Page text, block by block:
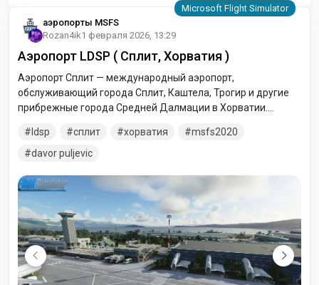
аэропорты MSFS
Rozan4ik1 февраля 2026, 13:29
Аэропорт LDSP ( Сплит, Хорватия )
Аэропорт Сплит — международный аэропорт,
обслуживающий города Сплит, Каштела, Трогир и другие
прибрежные города Средней Далмации в Хорватии.
аэропорт Хорватии.
ldsp сплит хорватия
msfs2020
davor puljevic